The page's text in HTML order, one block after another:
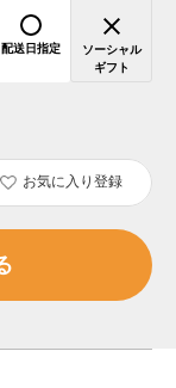
配送日指定
ソーシャル
ギフト
お気に入り登録